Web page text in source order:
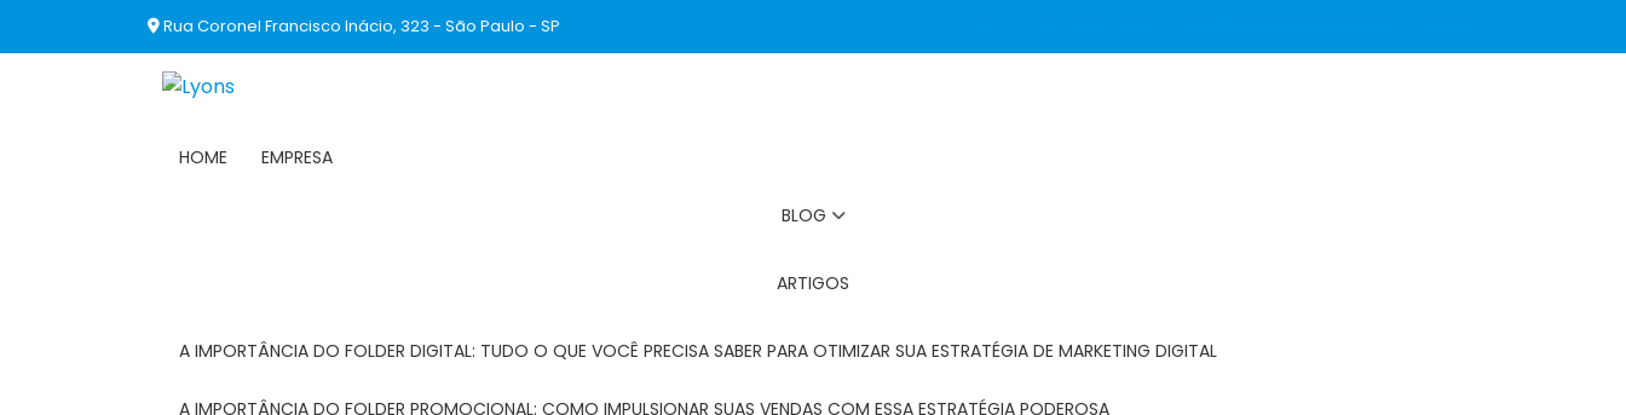
Rua Coronel Francisco Inácio, 323 - São Paulo - SP
HOME EMPRESA
BLOG
ARTIGOS
A IMPORTÂNCIA DO FOLDER DIGITAL: TUDO O QUE VOCÊ PRECISA SABER PARA OTIMIZAR SUA ESTRATÉGIA DE MARKETING DIGITAL
A IMPORTÂNCIA DO FOLDER PROMOCIONAL: COMO IMPULSIONAR SUAS VENDAS COM ESSA ESTRATÉGIA PODEROSA